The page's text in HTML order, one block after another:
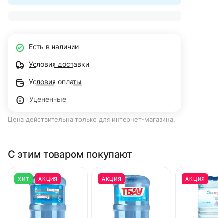
Есть в наличии
Условия доставки
Условия оплаты
Уцененные
Цена действительна только для интернет-магазина.
С этим товаром покупают
ХИТ АКЦИЯ АКЦИЯ АКЦИЯ